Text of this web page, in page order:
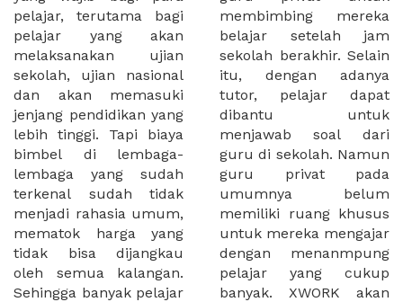
pelajar, terutama bagi
pelajar yang akan
melaksanakan ujian
sekolah, ujian nasional
dan akan memasuki
jenjang pendidikan yang
lebih tinggi. Tapi biaya
bimbel di lembaga-
lembaga yang sudah
terkenal sudah tidak
menjadi rahasia umum,
mematok harga yang
tidak bisa dijangkau
oleh semua kalangan.
Sehingga banyak pelajar
membimbing mereka
belajar setelah jam
sekolah berakhir. Selain
itu, dengan adanya
tutor, pelajar dapat
dibantu untuk
menjawab soal dari
guru di sekolah. Namun
guru privat pada
umumnya belum
memiliki ruang khusus
untuk mereka mengajar
dengan menanmpung
pelajar yang cukup
banyak. XWORK akan